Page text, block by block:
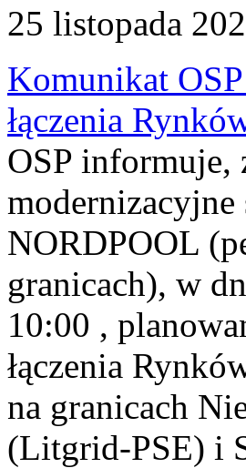
25 listopada
Komunikat
łączenia
OSP informuje,
NORDPOOL
granicach), w
10:00 ,
łączenia
na granicach
(Litgrid-PSE) i